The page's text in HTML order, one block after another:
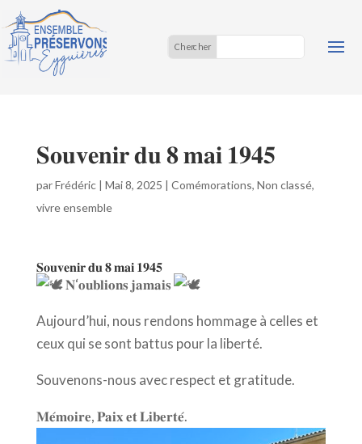
𝐒𝐨𝐮𝐯𝐞𝐧𝐢𝐫 𝐝𝐮 𝟖 𝐦𝐚𝐢 𝟏𝟗𝟒𝟓
parFrédéric| Mai 8, 2025 | Comémorations, Non classé,
vivre ensemble
𝐒𝐨𝐮𝐯𝐞𝐧𝐢𝐫 𝐝𝐮 𝟖 𝐦𝐚𝐢 𝟏𝟗𝟒𝟓
𝐍‘𝐨𝐮𝐛𝐥𝐢𝐨𝐧𝐬 𝐣𝐚𝐦𝐚𝐢𝐬
Aujourd’hui, nous rendons hommage à celles et
ceux qui se sont battus pour la liberté.
Souvenons-nous avec respect et gratitude.
𝐌𝐞́𝐦𝐨𝐢𝐫𝐞, 𝐏𝐚𝐢𝐱 𝐞𝐭 𝐋𝐢𝐛𝐞𝐫𝐭𝐞́.